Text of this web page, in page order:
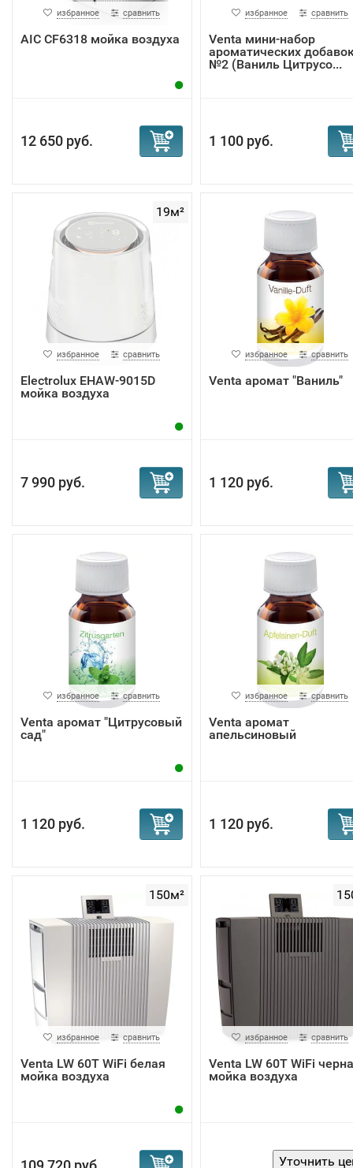
избранное сравнить
AIC CF6318 мойка воздуха
12 650 руб.
избранное сравнить
Venta мини-набор
ароматических
№2 (Ваниль Цитрусо...
1 100 руб.
19м²
избранное сравнить
Electrolux EHAW-9015D
мойка воздуха
7 990 руб.
избранное сравнить
Venta аромат "Ваниль"
1 120 руб.
избранное сравнить
Venta аромат "Цитрусовый
сад"
1 120 руб.
избранное сравнить
Venta аромат
апельсиновый
1 120 руб.
150м²
избранное сравнить
Venta LW 60T WiFi белая
мойка воздуха
избранное сравнить
Venta LW 60T WiFi
мойка воздуха